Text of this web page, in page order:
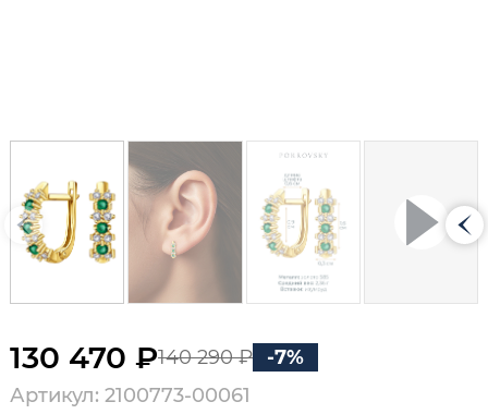
130 470 ₽140 290 ₽
-7%
Артикул: 2100773-00061